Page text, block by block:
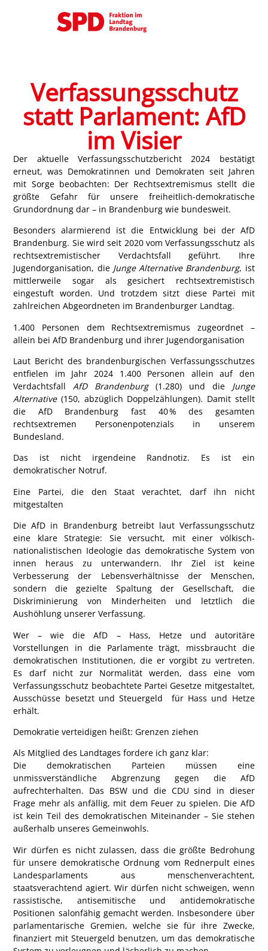
Verfassungsschutz
statt Parlament: AfD
im Visier
Der aktuelle Verfassungsschutzbericht 2024 bestätigt
erneut, was Demokratinnen und Demokraten seit Jahren
mit Sorge beobachten: Der Rechtsextremismus stellt die
größte Gefahr für unsere freiheitlich-demokratische
Grundordnung dar – in Brandenburg wie bundesweit.
Besonders alarmierend ist die Entwicklung bei der AfD
Brandenburg. Sie wird seit 2020 vom Verfassungsschutz als
rechtsextremistischer Verdachtsfall geführt. Ihre
Jugendorganisation, die Junge Alternative Brandenburg, ist
mittlerweile sogar alsgesichert rechtsextremistisch
eingestuft worden. Und trotzdem sitzt diese Partei mit
zahlreichen Abgeordneten im Brandenburger Landtag.
1.400 Personen dem Rechtsextremismus zugeordnet –
allein bei AfD Brandenburg und ihrer Jugendorganisation
Laut Bericht des brandenburgischen Verfassungsschutzes
entfielen im Jahr 2024 1.400 Personen allein auf den
VerdachtsfallAfD Brandenburg(1.280) und die Junge
Alternative(150, abzüglich Doppelzählungen). Damit stellt
die AfD Brandenburg fast 40 % des gesamten
rechtsextremen Personenpotenzials in unserem
Bundesland.
Das ist nicht irgendeine Randnotiz. Es ist ein
demokratischer Notruf.
Eine Partei, die den Staat verachtet, darf ihn nicht
mitgestalten
Die AfD in Brandenburg betreibt laut Verfassungsschutz
eine klare Strategie: Sie versucht, mit einer völkisch-
nationalistischen Ideologie das demokratische System von
innen heraus zu unterwandern. Ihr Ziel ist keine
Verbesserung der Lebensverhältnisse der Menschen,
sondern diegezielte Spaltung der Gesellschaft, die
Diskriminierung von Minderheiten und letztlich die
Aushöhlung unserer Verfassung.
Wer – wie die AfD – Hass, Hetze und autoritäre
Vorstellungen in die Parlamente trägt, missbraucht die
demokratischen Institutionen, die er vorgibt zu vertreten.
Es darf nicht zur Normalität werden, dass eine vom
Verfassungsschutz beobachtete ParteiGesetze mitgestaltet,
Ausschüsse besetzt und Steuergeld für Hass und Hetze
erhält.
Demokratie verteidigen heißt: Grenzen ziehen
Als Mitglied des Landtages fordere ich ganz klar:
Die demokratischen Parteien müssen eine
unmissverständliche Abgrenzung gegen die AfD
aufrechterhalten. Das BSW und die CDU sind in dieser
Frage mehr als anfällig, mit dem Feuer zu spielen. Die AfD
ist kein Teil des demokratischen Miteinander – Sie stehen
außerhalb unseres Gemeinwohls.
Wir dürfen es nicht zulassen, dass die größte Bedrohung
für unsere demokratische Ordnung vom Rednerpult eines
Landesparlaments aus menschenverachtent,
staatsverachtend agiert. Wir dürfen nicht schweigen, wenn
rassistische, antisemitische und antidemokratische
Positionen salonfähig gemacht werden. Insbesondere über
parlamentarische Gremien, welche sie für ihre Zwecke,
finanziert mit Steuergeld benutzen, um das demokratische